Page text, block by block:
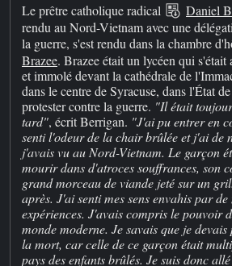
Le prêtre catholique radical
Daniel
rendu au Nord-Vietnam avec une
la guerre, s'est rendu dans la chambre
Brazee. Brazee était un lycéen qui s'était
et immolé devant la cathédrale de
dans le centre de Syracuse, dans l'État
protester contre la guerre. "Il était
tard", écrit Berrigan. "J'ai pu entrer en
senti l'odeur de la chair brûlée et j'ai de
j'avais vu au Nord-Vietnam. Le garçon
mourir dans d'atroces souffrances, son
grand morceau de viande jeté sur un
après. J'ai senti mes sens envahis par
expériences. J'avais compris le pouvoir
monde moderne. Je savais que je
la mort, car celle de ce garçon était
pays des enfants brûlés. Je suis donc